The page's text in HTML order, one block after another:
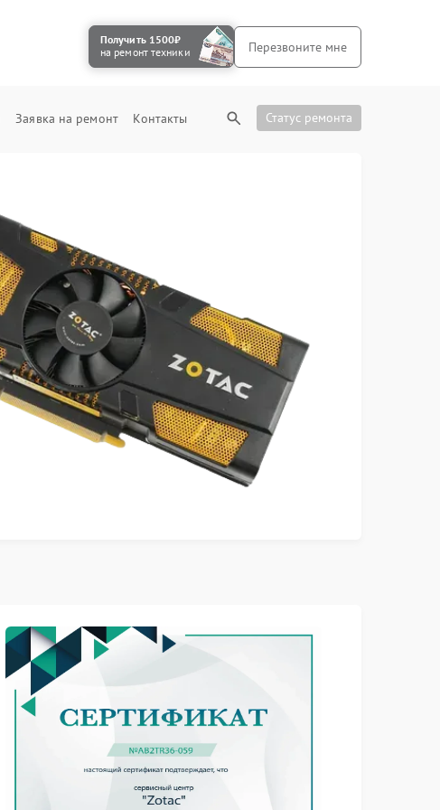
Получить 1500₽
на ремонт техники
Перезвоните мне
Заявка на ремонт Контакты Статус ремонта